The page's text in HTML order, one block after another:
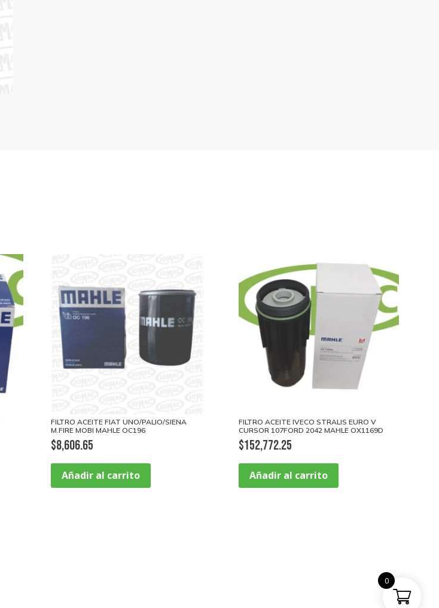
FILTRO ACEITE FIAT UNO/PALIO/SIENA
M.FIRE MOBI MAHLE OC196
$8,606.65
Añadir al carrito
FILTRO ACEITE IVECO STRALIS EURO V
CURSOR 107FORD 2042 MAHLE OX1169D
$152,772.25
Añadir al carrito
0